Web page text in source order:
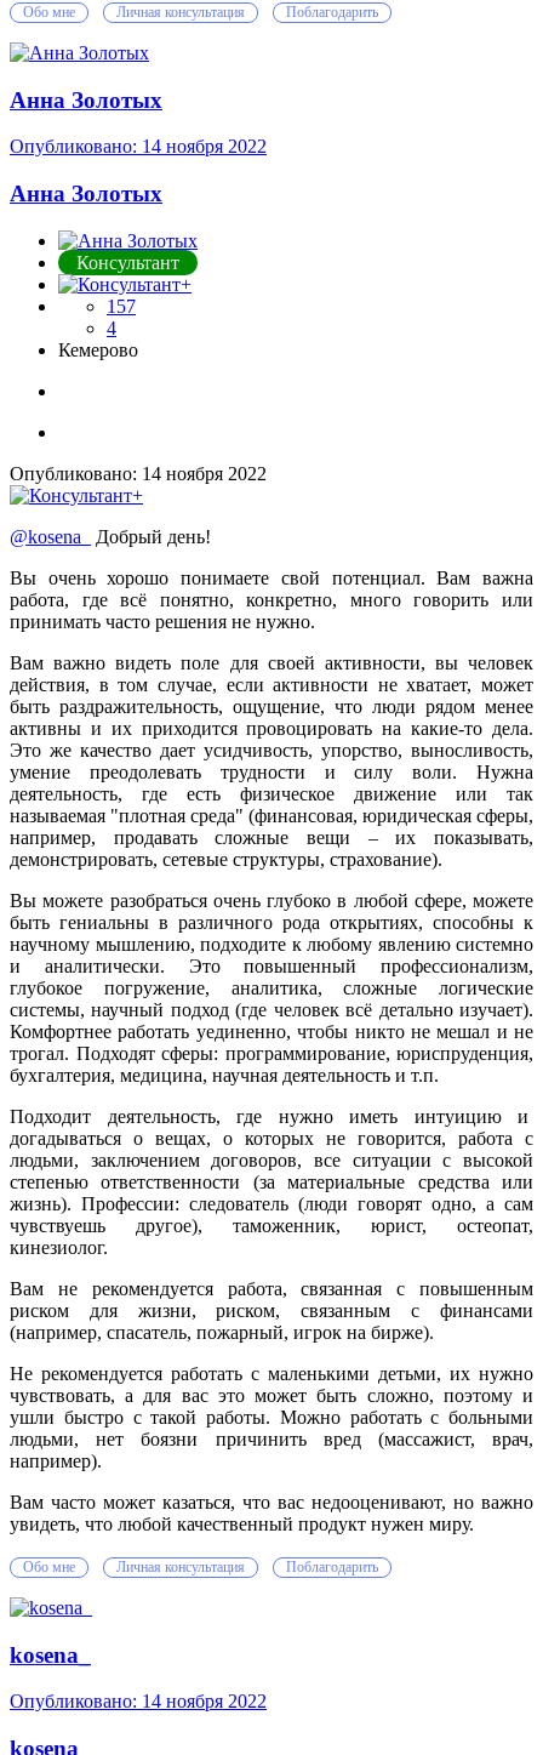
Обо мне Личная консультация Поблагодарить
Анна Золотых
Опубликовано: 14 ноября 2022
Анна Золотых
Консультант
157
4
Кемерово
Опубликовано: 14 ноября 2022
@kosena_
Добрый день!
Вы очень хорошо понимаете свой потенциал. Вам важна
работа, где всё понятно, конкретно, много говорить или
принимать часто решения не нужно.
Вам важно видеть поле для своей активности, вы человек
действия, в том случае, если активности не хватает, может
быть раздражительность, ощущение, что люди рядом менее
активны и их приходится провоцировать на какие-то дела.
Это же качество дает усидчивость, упорство, выносливость,
умение преодолевать трудности и силу воли. Нужна
деятельность, где есть физическое движение или так
называемая "плотная среда" (финансовая, юридическая сферы,
например, продавать сложные вещи – их показывать,
демонстрировать, сетевые структуры, страхование).
Вы можете разобраться очень глубоко в любой сфере, можете
быть гениальны в различного рода открытиях, способны к
научному мышлению, подходите к любому явлению системно
и аналитически. Это повышенный профессионализм,
глубокое погружение, аналитика, сложные логические
системы, научный подход (где человек всё детально изучает).
Комфортнее работать уединенно, чтобы никто не мешал и не
трогал. Подходят сферы: программирование, юриспруденция,
бухгалтерия, медицина, научная деятельность и т.п.
Подходит деятельность, где нужно иметь интуицию и
догадываться о вещах, о которых не говорится, работа с
людьми, заключением договоров, все ситуации с высокой
степенью ответственности (за материальные средства или
жизнь). Профессии: следователь (люди говорят одно, а сам
чувствуешь другое), таможенник, юрист, остеопат,
кинезиолог.
Вам не рекомендуется работа, связанная с повышенным
риском для жизни, риском, связанным с финансами
(например, спасатель, пожарный, игрок на бирже).
Не рекомендуется работать с маленькими детьми, их нужно
чувствовать, а для вас это может быть сложно, поэтому и
ушли быстро с такой работы. Можно работать с больными
людьми, нет боязни причинить вред (массажист, врач,
например).
Вам часто может казаться, что вас недооценивают, но важно
увидеть, что любой качественный продукт нужен миру.
Обо мне Личная консультация Поблагодарить
kosena_
Опубликовано: 14 ноября 2022
kosena_